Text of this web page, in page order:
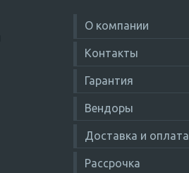
О компании
Контакты
Гарантия
Вендоры
Доставка и оплата
Рассрочка